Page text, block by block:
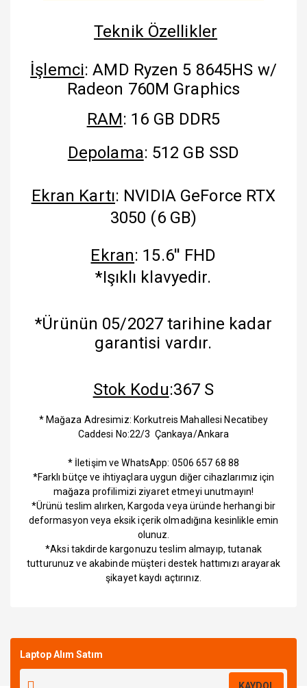
Teknik Özellikler
İşlemci: AMD Ryzen 5 8645HS w/
Radeon 760M Graphics
RAM: 16 GB DDR5
Depolama: 512 GB SSD
Ekran Kartı: NVIDIA GeForce RTX
3050 (6 GB)
Ekran: 15.6'' FHD
*Işıklı klavyedir.
*Ürünün 05/2027 tarihine kadar
garantisi vardır.
Stok Kodu:367 S
* Mağaza Adresimiz: Korkutreis Mahallesi Necatibey
Caddesi No:22/3 Çankaya/Ankara
* İletişim ve WhatsApp: 0506 657 68 88
*Farklı bütçe ve ihtiyaçlara uygun diğer cihazlarımız için
mağaza profilimizi ziyaret etmeyi unutmayın!
*Ürünü teslim alırken, Kargoda veya üründe herhangi bir
deformasyon veya eksik içerik olmadığına kesinlikle emin
olunuz.
*Aksi takdirde kargonuzu teslim almayıp, tutanak
tutturunuz ve akabinde müşteri destek hattımızı arayarak
şikayet kaydı açtırınız.
Laptop Alım Satım
KAYDOL